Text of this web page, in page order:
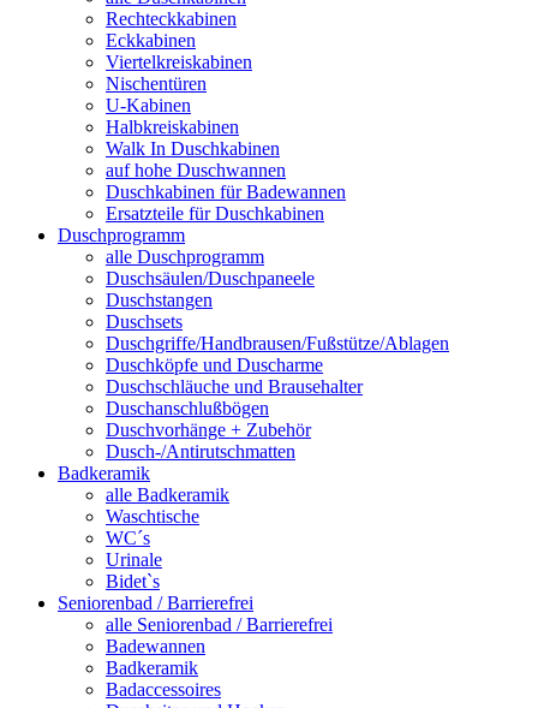
Rechteckkabinen
Eckkabinen
Viertelkreiskabinen
Nischentüren
U-Kabinen
Halbkreiskabinen
Walk In Duschkabinen
auf hohe Duschwannen
Duschkabinen für Badewannen
Ersatzteile für Duschkabinen
Duschprogramm
alle Duschprogramm
Duschsäulen/Duschpaneele
Duschstangen
Duschsets
Duschgriffe/Handbrausen/Fußstütze/Ablagen
Duschköpfe und Duscharme
Duschschläuche und Brausehalter
Duschanschlußbögen
Duschvorhänge + Zubehör
Dusch-/Antirutschmatten
Badkeramik
alle Badkeramik
Waschtische
WC´s
Urinale
Bidet`s
Seniorenbad / Barrierefrei
alle Seniorenbad / Barrierefrei
Badewannen
Badkeramik
Badaccessoires